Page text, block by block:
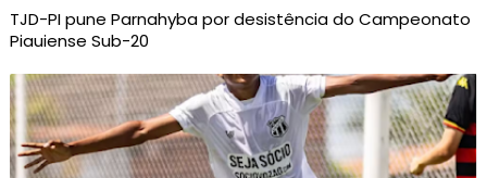
TJD-PI pune Parnahyba por desistência do Campeonato
Piauiense Sub-20